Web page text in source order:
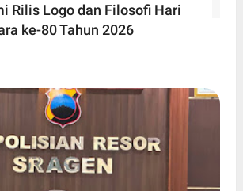
Rilis Logo dan Filosofi Hari
ke-80 Tahun 2026